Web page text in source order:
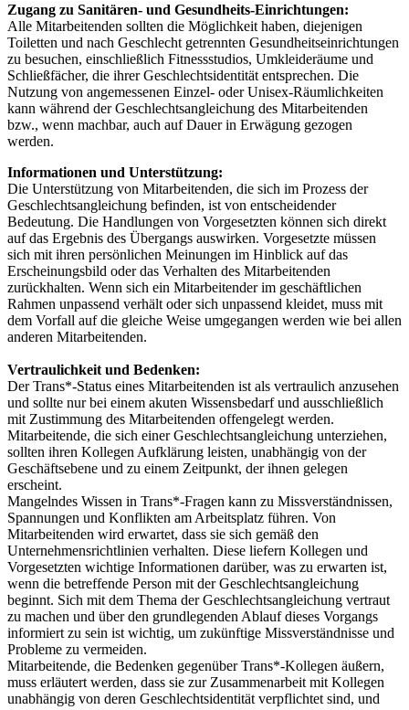
Zugang zu Sanitären- und Gesundheits-Einrichtungen:
Alle Mitarbeitenden sollten die Möglichkeit haben, diejenigen
Toiletten und nach Geschlecht getrennten Gesundheitseinrichtungen
zu besuchen, einschließlich Fitnessstudios, Umkleideräume und
Schließfächer, die ihrer Geschlechtsidentität entsprechen. Die
Nutzung von angemessenen Einzel- oder Unisex-Räumlichkeiten
kann während der Geschlechtsangleichung des Mitarbeitenden
bzw., wenn machbar, auch auf Dauer in Erwägung gezogen
werden.
Informationen und Unterstützung:
Die Unterstützung von Mitarbeitenden, die sich im Prozess der
Geschlechtsangleichung befinden, ist von entscheidender
Bedeutung. Die Handlungen von Vorgesetzten können sich direkt
auf das Ergebnis des Übergangs auswirken. Vorgesetzte müssen
sich mit ihren persönlichen Meinungen im Hinblick auf das
Erscheinungsbild oder das Verhalten des Mitarbeitenden
zurückhalten. Wenn sich ein Mitarbeitender im geschäftlichen
Rahmen unpassend verhält oder sich unpassend kleidet, muss mit
dem Vorfall auf die gleiche Weise umgegangen werden wie bei allen
anderen Mitarbeitenden.
Vertraulichkeit und Bedenken:
Der Trans*-Status eines Mitarbeitenden ist als vertraulich anzusehen
und sollte nur bei einem akuten Wissensbedarf und ausschließlich
mit Zustimmung des Mitarbeitenden offengelegt werden.
Mitarbeitende, die sich einer Geschlechtsangleichung unterziehen,
sollten ihren Kollegen Aufklärung leisten, unabhängig von der
Geschäftsebene und zu einem Zeitpunkt, der ihnen gelegen
erscheint.
Mangelndes Wissen in Trans*-Fragen kann zu Missverständnissen,
Spannungen und Konflikten am Arbeitsplatz führen. Von
Mitarbeitenden wird erwartet, dass sie sich gemäß den
Unternehmensrichtlinien verhalten. Diese liefern Kollegen und
Vorgesetzten wichtige Informationen darüber, was zu erwarten ist,
wenn die betreffende Person mit der Geschlechtsangleichung
beginnt. Sich mit dem Thema der Geschlechtsangleichung vertraut
zu machen und über den grundlegenden Ablauf dieses Vorgangs
informiert zu sein ist wichtig, um zukünftige Missverständnisse und
Probleme zu vermeiden.
Mitarbeitende, die Bedenken gegenüber Trans*-Kollegen äußern,
muss erläutert werden, dass sie zur Zusammenarbeit mit Kollegen
unabhängig von deren Geschlechtsidentität verpflichtet sind, und